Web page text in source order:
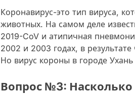
Коронавирус-это тип вируса,
животных. На самом деле
2019-CoV и атипичная
2002 и 2003 годах, в
Но вирус короны в городе
Вопрос №3: Насколько